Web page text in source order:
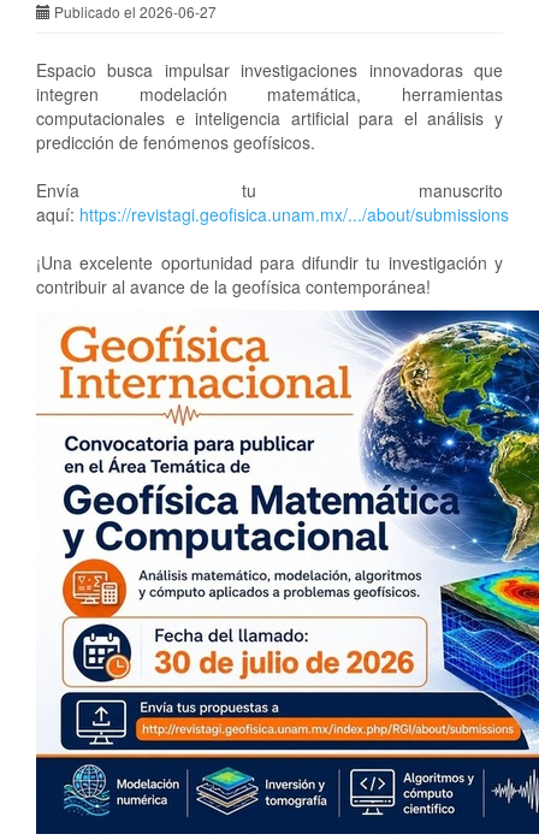
Publicado el 2026-06-27
Espacio busca impulsar investigaciones innovadoras que
integren modelación matemática, herramientas
computacionales e inteligencia artificial para el análisis y
predicción de fenómenos geofísicos.
Envía tu manuscrito
aquí: https://revistagi.geofisica.unam.mx/.../about/submissions
¡Una excelente oportunidad para difundir tu investigación y
contribuir al avance de la geofísica contemporánea!